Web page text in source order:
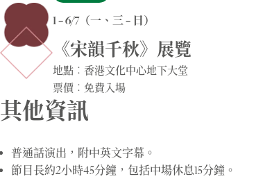
1 – 6/7（一、三 – 日）
《宋韻千秋》展覽
地點︰香港文化中心地下大堂
票價︰免費入場
其他資訊
普通話演出，附中英文字幕。
節目長約2小時45分鐘，包括中場休息15分鐘。